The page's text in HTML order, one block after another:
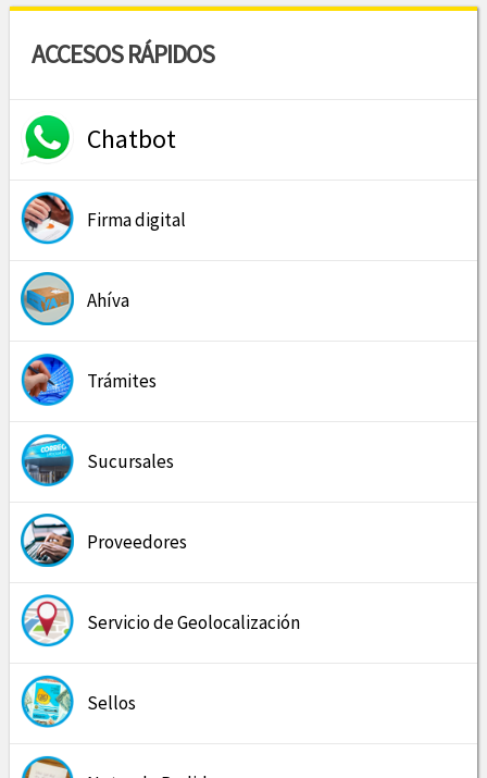
ACCESOS RÁPIDOS
Chatbot
Firma digital
Ahíva
Trámites
Sucursales
Proveedores
Servicio de Geolocalización
Sellos